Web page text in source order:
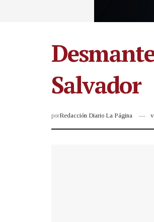
Salvador
porRedacción Diario La Página